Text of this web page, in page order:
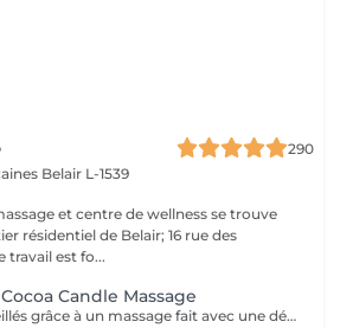
290
Belair L-1539
et centre de wellness se trouve
résidentiel de Belair; 16 rue des
travail est fo...
Candle Massage
Vos sens seront éveillés grâce à un massage fait avec une délicate barre fondante parfumée. Une douce et profonde relaxation s'installera et glissera sur votre corps en diffusant sa chaleur et sa douceur. Ce soin commence par un rafraîchissement stimulant des pieds pour favoriser la circulation sanguine et la relaxation. Pression légère à médium